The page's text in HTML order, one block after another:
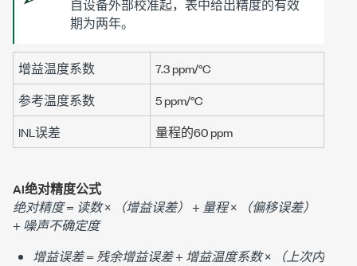
自设备外部校准起，表中给出精度的有效
期为两年。
增益温度系数 7.3 ppm/°C
参考温度系数
5 ppm/°C
INL误差
量程的60 ppm
AI绝对精度公式
绝对精度= 读数× （增益误差） + 量程×
（偏移误差）
+ 噪声不确定度
增益误差=残余增益误差+ 增益温度系数×
（上次内